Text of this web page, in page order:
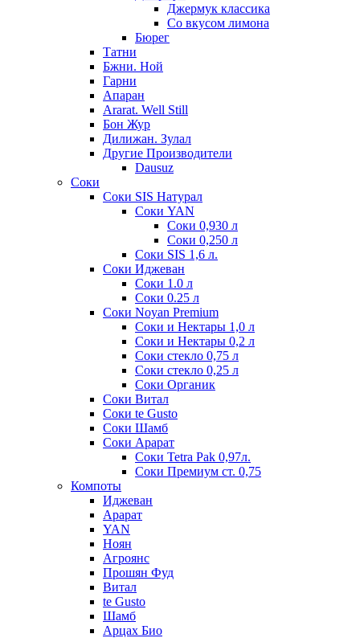
Джермук классика
Со вкусом лимона
Бюрег
Татни
Бжни. Ной
Гарни
Апаран
Ararat. Well Still
Бон Жур
Дилижан. Зулал
Другие Производители
Dausuz
Соки
Соки SIS Натурал
Соки YAN
Соки 0,930 л
Соки 0,250 л
Соки SIS 1,6 л.
Соки Иджеван
Соки 1.0 л
Соки 0.25 л
Соки Noyan Premium
Соки и Нектары 1,0 л
Соки и Нектары 0,2 л
Соки стекло 0,75 л
Соки стекло 0,25 л
Соки Органик
Соки Витал
Соки te Gusto
Соки Шамб
Соки Арарат
Соки Tetra Pak 0,97л.
Соки Премиум ст. 0,75
Компоты
Иджеван
Арарат
YAN
Ноян
Агроянс
Прошян Фуд
Витал
te Gusto
Шамб
Арцах Био